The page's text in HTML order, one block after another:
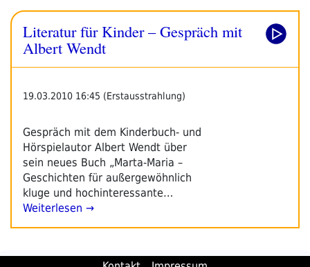
Literatur für Kinder – Gespräch mit
Albert Wendt
19.03.2010 16:45 (Erstausstrahlung)
Gespräch mit dem Kinderbuch- und
Hörspielautor Albert Wendt über
sein neues Buch „Marta-Maria –
Geschichten für außergewöhnlich
kluge und hochinteressante…
Weiterlesen →